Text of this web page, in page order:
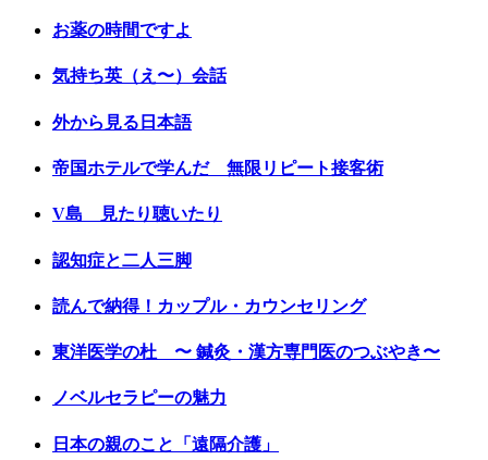
お薬の時間ですよ
気持ち英（え〜）会話
外から見る日本語
帝国ホテルで学んだ 無限リピート接客術
V島 見たり聴いたり
認知症と二人三脚
読んで納得！カップル・カウンセリング
東洋医学の杜 〜 鍼灸・漢方専門医のつぶやき〜
ノベルセラピーの魅力
日本の親のこと「遠隔介護」